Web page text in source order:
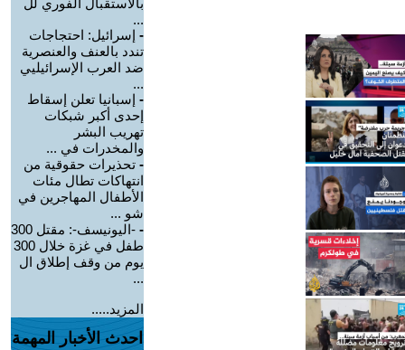
بالاستقبال الفوري لل
...
- إسرائيل: احتجاجات
تندد بالعنف والعنصرية
ضد العرب الإسرائيليي
...
- إسبانيا تعلن إسقاط
إحدى أكبر شبكات
تهريب البشر
والمخدرات في ...
- تحذيرات حقوقية من
انتهاكات تطال مئات
الأطفال المهاجرين في
شو ...
-
-اليونيسف-: مقتل 300
طفل في غزة خلال 300
يوم من وقف إطلاق ال
...
المزيد.....
احدث الأخبار المهمة